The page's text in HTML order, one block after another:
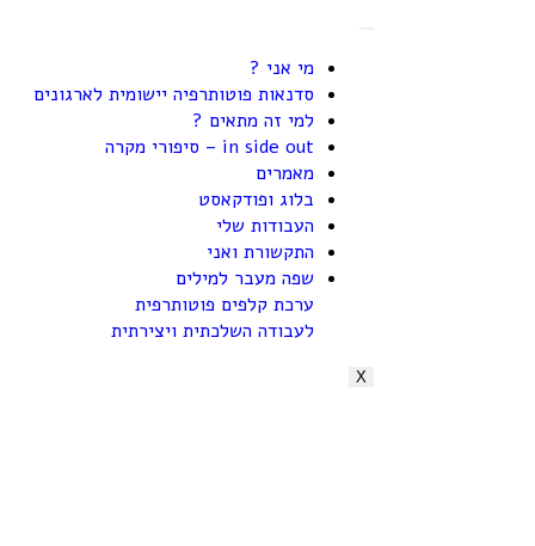
מי אני ?
סדנאות פוטותרפיה יישומית לארגונים
למי זה מתאים ?
in side out – סיפורי מקרה
מאמרים
בלוג ופודקאסט
העבודות שלי
התקשורת ואני
שפה מעבר למילים
ערכת קלפים פוטותרפית
לעבודה השלכתית ויצירתית
X